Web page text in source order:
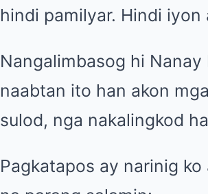
hindi pamilyar. Hindi iyon
Nangalimbasog hi
naabtan ito han akon
sulod, nga nakalingkod
Pagkatapos ay narinig